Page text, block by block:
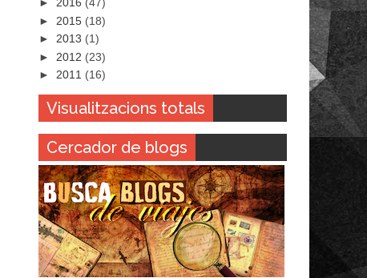
► 2015 (18)
► 2013 (1)
► 2012 (23)
► 2011 (16)
Visualitzacions totals
Cercador de blogs